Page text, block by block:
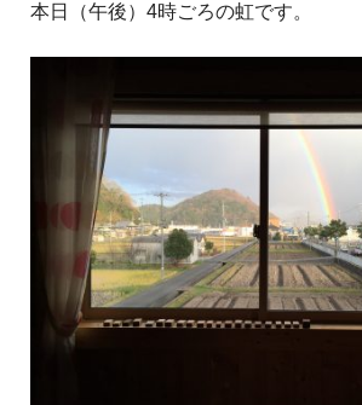
本日（午後）4時ごろの虹です。